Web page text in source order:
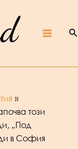
Menu
този
„Под
в София